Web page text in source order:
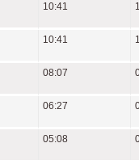
10:41
10:41
08:07
06:27
05:08